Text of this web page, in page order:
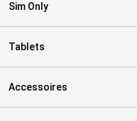
Sim Only
Tablets
Accessoires